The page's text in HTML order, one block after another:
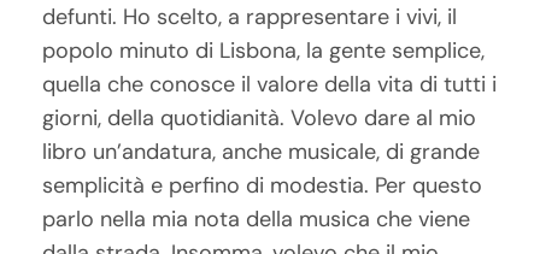
defunti. Ho scelto, a rappresentare i vivi, il
popolo minuto di Lisbona, la gente semplice,
quella che conosce il valore della vita di tutti i
giorni, della quotidianità. Volevo dare al mio
libro un’andatura, anche musicale, di grande
semplicità e perfino di modestia. Per questo
parlo nella mia nota della musica che viene